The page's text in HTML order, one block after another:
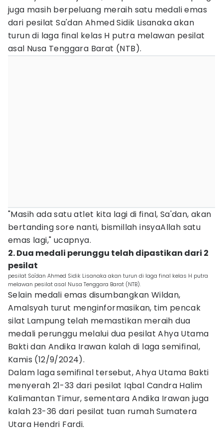
juga masih berpeluang meraih satu medali emas
dari pesilat Sa'dan Ahmed Sidik Lisanaka akan
turun di laga final kelas H putra melawan pesilat
asal Nusa Tenggara Barat (NTB).
"Masih ada satu atlet kita lagi di final, Sa'dan, akan
bertanding sore nanti, bismillah insyaAllah satu
emas lagi," ucapnya.
2. Dua medali perunggu telah dipastikan dari 2
pesilat
pesilat Sa'dan Ahmed Sidik Lisanaka akan turun di laga final kelas H putra
melawan pesilat asal Nusa Tenggara Barat (NTB).
Selain medali emas disumbangkan Wildan,
Amalsyah turut menginformasikan, tim pencak
silat Lampung telah memastikan meraih dua
medali perunggu melalui dua pesilat Ahya Utama
Bakti dan Andika Irawan kalah di laga semifinal,
Kamis (12/9/2024).
Dalam laga semifinal tersebut, Ahya Utama Bakti
menyerah 21-33 dari pesilat Iqbal Candra Halim
Kalimantan Timur, sementara Andika Irawan juga
kalah 23-36 dari pesilat tuan rumah Sumatera
Utara Hendri Fardi.